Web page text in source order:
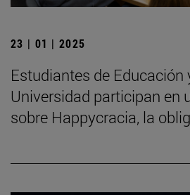
23 | 01 | 2025
Estudiantes de Educación
Universidad participan en
sobre Happycracia, la